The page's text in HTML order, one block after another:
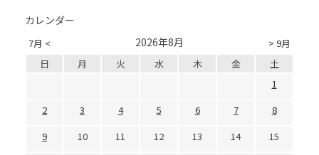
カレンダー
7月 < > 9月
2026年8月
日 月 火 水 木 金
土
1
2
3 4 5 6 7
8
9
10 11 12 13 14
15